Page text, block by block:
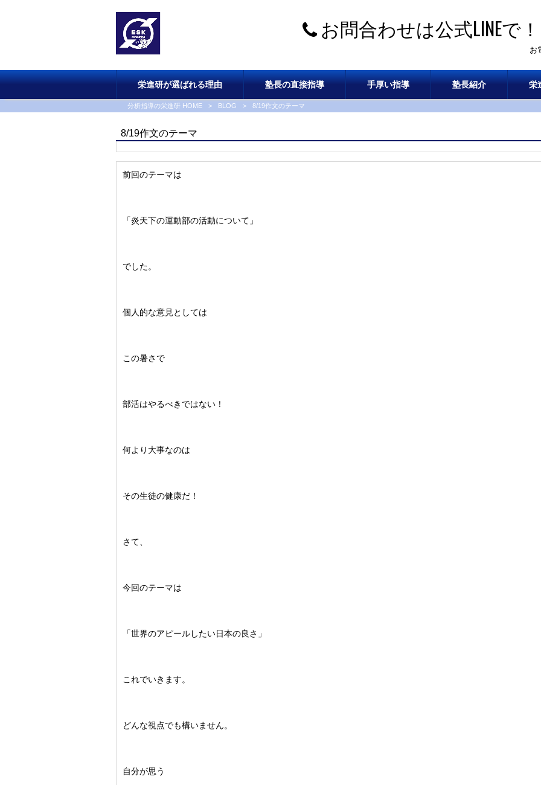
お問合わせは公式LINEで！
お
栄進研が選ばれる理由 塾長の直接指導 手厚い指導 塾長紹介 栄
分析指導の栄進研 HOME > BLOG > 8/19作文のテーマ
8/19作文のテーマ
前回のテーマは
「炎天下の運動部の活動について」
でした。
個人的な意見としては
この暑さで
部活はやるべきではない！
何より大事なのは
その生徒の健康だ！
さて、
今回のテーマは
「世界のアピールしたい日本の良さ」
これでいきます。
どんな視点でも構いません。
自分が思う